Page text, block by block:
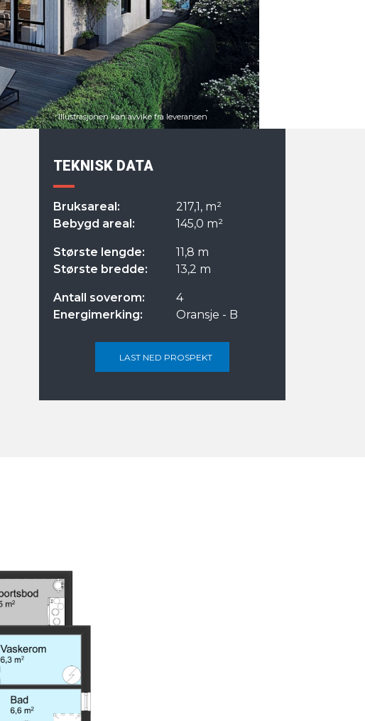
TEKNISK DATA
Bruksareal:
217,1, m²
Bebygd areal:
145,0 m²
Største lengde:
11,8 m
Største bredde:
13,2 m
Antall soverom:
4
Energimerking:
Oransje - B
LAST NED PROSPEKT